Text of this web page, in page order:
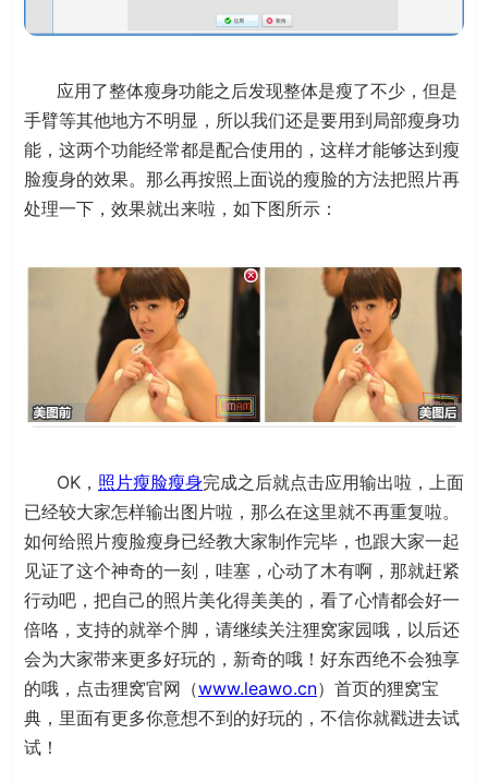
应用了整体瘦身功能之后发现整体是瘦了不少，但是
手臂等其他地方不明显，所以我们还是要用到局部瘦身功
能，这两个功能经常都是配合使用的，这样才能够达到瘦
脸瘦身的效果。那么再按照上面说的瘦脸的方法把照片再
处理一下，效果就出来啦，如下图所示：
OK， 照片瘦脸瘦身完成之后就点击应用输出啦，上面
已经较大家怎样输出图片啦，那么在这里就不再重复啦。
如何给照片瘦脸瘦身已经教大家制作完毕，也跟大家一起
见证了这个神奇的一刻，哇塞，心动了木有啊，那就赶紧
行动吧，把自己的照片美化得美美的，看了心情都会好一
倍咯，支持的就举个脚，请继续关注狸窝家园哦，以后还
会为大家带来更多好玩的，新奇的哦！好东西绝不会独享
的哦，点击狸窝官网（www.leawo.cn）首页的狸窝宝
典，里面有更多你意想不到的好玩的，不信你就戳进去试
试！